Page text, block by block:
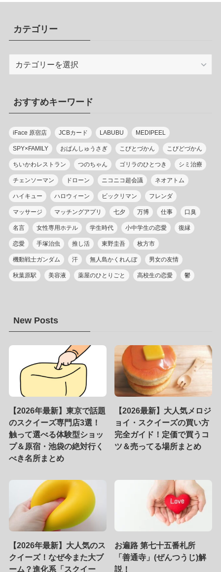
カテゴリー
リ
ー
おすすめキーワード
iFace 原宿店 JCBカード LABUBU MEDIPEEL
SPY×FAMILY おぱんしゅうさぎ こびとづかん こびどづかん
ちいかわレストラン つのちゃん ゴリラのひとつき シミ治療
チェンソーマン ドローン ニコニコ超会議 ネオアトム
ハイキュー ハロウィーン ビックリマン フレンダ
マッサージ マッチングアプリ 七夕 万博 仕事 口臭
名言 女性専用ホテル 学生時代 小中学生の恋愛 復縁
恋愛 手塚治虫 推し活 東野圭吾 枚方市
機動戦士ガンダム 汗 無人島かくれんぼ 男女の友情
秋葉原駅 美容液 薬屋のひとりごと 高校生の恋愛 鬱
New Posts
【2026年最新】東京で話題
のスクイーズ専門店3選！
触って選べる体験型ショッ
プ＆原宿・池袋の絶対行く
べき名所まとめ
【2026最新】大人気メロジ
ョイ・スクイーズの買い方
完全ガイド！定価で買うコ
ツ＆売ってる場所まとめ
【2026年最新】大人気のス
クイーズ！なぜ今また大ブ
ーム？進化系「スクイー
お遍路 第七十五番札所
「善通寺」(ぜんつうじ)解
説！